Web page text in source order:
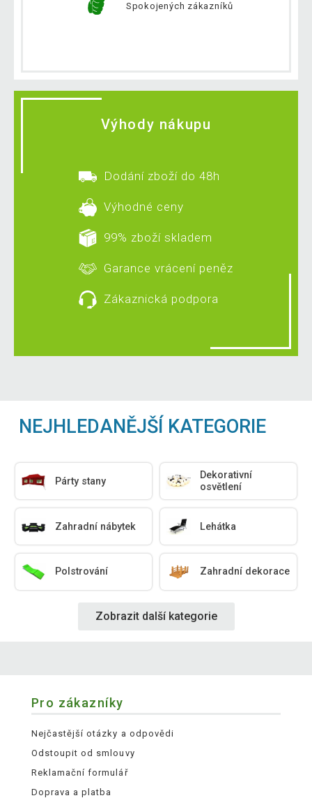
Spokojených zákazníků
Výhody nákupu
Dodání zboží do 48h
Výhodné ceny
99% zboží skladem
Garance vrácení peněz
Zákaznická podpora
NEJHLEDANĚJŠÍ KATEGORIE
Párty stany
Dekorativní
osvětlení
Zahradní nábytek Lehátka
Polstrování Zahradní dekorace
Zobrazit další kategorie
Pro zákazníky
Nejčastější otázky a odpovědi
Odstoupit od smlouvy
Reklamační formulář
Doprava a platba